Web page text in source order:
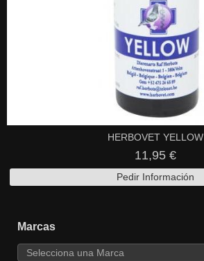
Marcas
HERBOVET YELLOW
11,95 €
Pedir Información